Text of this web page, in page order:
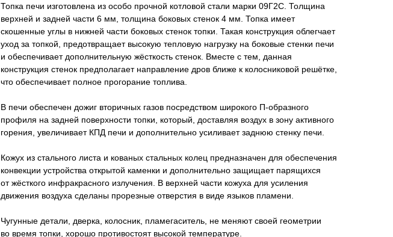
Топка печи изготовлена из особо прочной котловой стали марки 09Г2С. Толщина
верхней и задней части 6 мм, толщина боковых стенок 4 мм. Топка имеет
скошенные углы в нижней части боковых стенок топки. Такая конструкция облегчает
уход за топкой, предотвращает высокую тепловую нагрузку на боковые стенки печи
и обеспечивает дополнительную жёсткость стенок. Вместе с тем, данная
конструкция стенок предполагает направление дров ближе к колосниковой решётке,
что обеспечивает полное прогорание топлива.
В печи обеспечен дожиг вторичных газов посредством широкого П-образного
профиля на задней поверхности топки, который, доставляя воздух в зону активного
горения, увеличивает КПД печи и дополнительно усиливает заднюю стенку печи.
Кожух из стального листа и кованых стальных колец предназначен для обеспечения
конвекции устройства открытой каменки и дополнительно защищает парящихся
от жёсткого инфракрасного излучения. В верхней части кожуха для усиления
движения воздуха сделаны прорезные отверстия в виде языков пламени.
Чугунные детали, дверка, колосник, пламегаситель, не меняют своей геометрии
во время топки, хорошо противостоят высокой температуре.